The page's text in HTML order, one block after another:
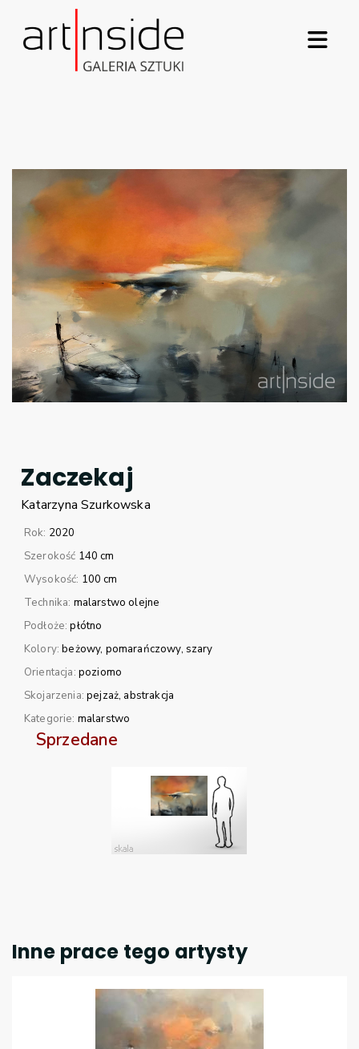
Zaczekaj
Katarzyna Szurkowska
Rok: 2020
Szerokość 140 cm
Wysokość: 100 cm
Technika: malarstwo olejne
Podłoże:płótno
Kolory:beżowy pomarańczowy szary
Orientacja: poziomo
Skojarzenia:pejzaż abstrakcja
Kategorie: malarstwo
Sprzedane
Inne prace tego artysty